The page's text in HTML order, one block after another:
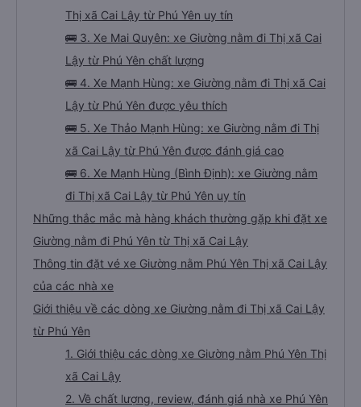
Thị xã Cai Lậy từ Phú Yên uy tín
🚌 3. Xe Mai Quyên: xe Giường nằm đi Thị xã Cai
Lậy từ Phú Yên chất lượng
🚌 4. Xe Mạnh Hùng: xe Giường nằm đi Thị xã Cai
Lậy từ Phú Yên được yêu thích
🚌 5. Xe Thảo Mạnh Hùng: xe Giường nằm đi Thị
xã Cai Lậy từ Phú Yên được đánh giá cao
🚌 6. Xe Mạnh Hùng (Bình Định): xe Giường nằm
đi Thị xã Cai Lậy từ Phú Yên uy tín
Những thắc mắc mà hàng khách thường gặp khi đặt xe
Giường nằm đi Phú Yên từ Thị xã Cai Lậy
Thông tin đặt vé xe Giường nằm Phú Yên Thị xã Cai Lậy
của các nhà xe
Giới thiệu về các dòng xe Giường nằm đi Thị xã Cai Lậy
từ Phú Yên
1. Giới thiệu các dòng xe Giường nằm Phú Yên Thị
xã Cai Lậy
2. Về chất lượng, review, đánh giá nhà xe Phú Yên